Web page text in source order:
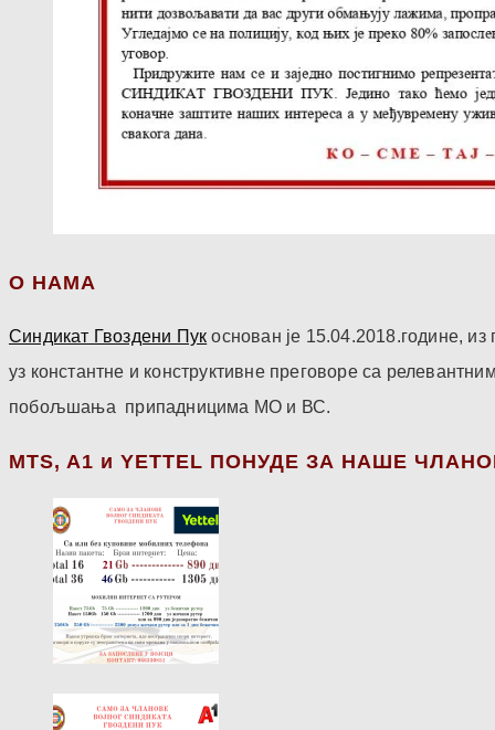
О НАМА
Синдикат Гвоздени Пук основан је 15.04.2018.године,
уз константне и конструктивне преговоре са
побољшања припадницима МО и ВС.
МТS, A1 и YETTEL ПОНУДЕ ЗА НАШЕ